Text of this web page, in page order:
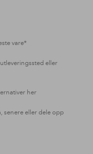
vare*
eller
her
senere eller dele opp